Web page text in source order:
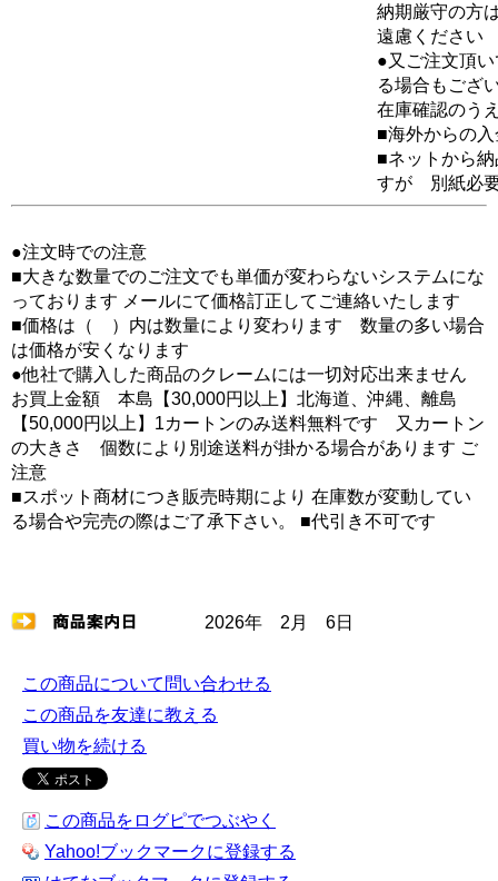
納期厳守の方
遠慮ください
●又ご注文頂
る場合もござ
在庫確認のう
■海外からの
■ネットから
すが 別紙必
●注文時での注意
■大きな数量でのご注文でも単価が変わらないシステムにな
っております メールにて価格訂正してご連絡いたします
■価格は（ ）内は数量により変わります 数量の多い場合
は価格が安くなります
●他社で購入した商品のクレームには一切対応出来ません
お買上金額 本島【30,000円以上】北海道、沖縄、離島
【50,000円以上】1カートンのみ送料無料です 又カートン
の大きさ 個数により別途送料が掛かる場合があります ご
注意
■スポット商材につき販売時期により 在庫数が変動してい
る場合や完売の際はご了承下さい。 ■代引き不可です
2026年 2月 6日
この商品について問い合わせる
この商品を友達に教える
買い物を続ける
この商品をログピでつぶやく
Yahoo!ブックマークに登録する